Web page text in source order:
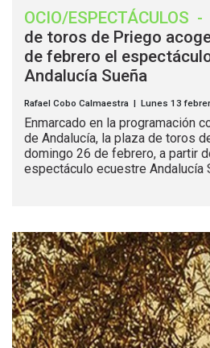
OCIO/ESPECTÁCULOS -
de toros de Priego
de febrero el
Andalucía Sueña
Rafael Cobo Calmaestra | Lunes 13
Enmarcado en la programación
de Andalucía, la plaza de toros
domingo 26 de febrero, a partir
espectáculo ecuestre Andalucía